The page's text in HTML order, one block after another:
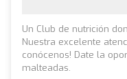
Un Club de nutrición
Nuestra excelente
conócenos! Date la
malteadas.